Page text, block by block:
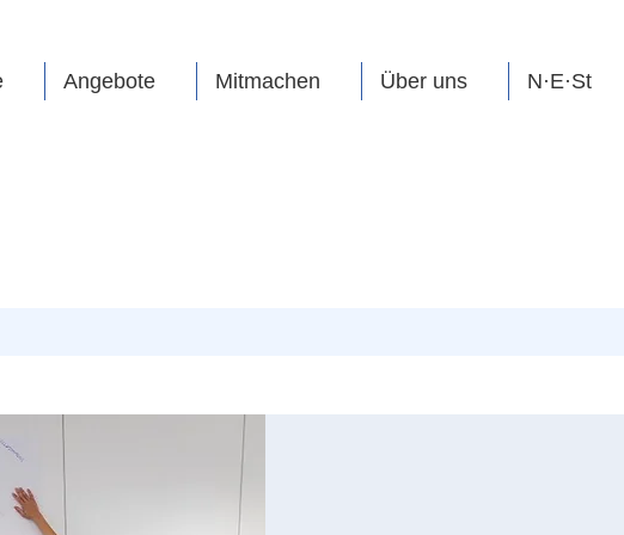
Angebote Mitmachen Über uns N·E·St